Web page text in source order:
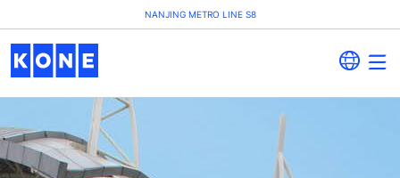
NANJING METRO LINE S8